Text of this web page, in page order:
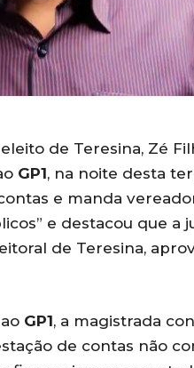
de Teresina, Zé
GP1, na noite desta
e manda
e destacou que a
de Teresina,
GP1, a magistrada
de contas não